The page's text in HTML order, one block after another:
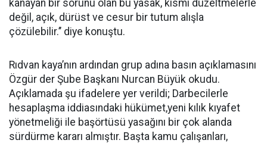
kanayan bir sorunu olan bu yasak, kısmi düzeltmelerle
değil, açık, dürüst ve cesur bir tutum alışla
çözülebilir.’’ diye konuştu.
Rıdvan kaya’nın ardından grup adına basın açıklamasını
Özgür der Şube Başkanı Nurcan Büyük okudu.
Açıklamada şu ifadelere yer verildi; Darbecilerle
hesaplaşma iddiasındaki hükümet,yeni kılık kıyafet
yönetmeliği ile başörtüsü yasağını bir çok alanda
sürdürme kararı almıştır. Başta kamu çalışanları,